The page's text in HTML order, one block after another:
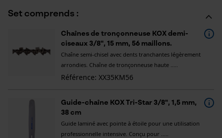
Set comprends :
Chaînes de tronçonneuse KOX demi-
ciseaux 3/8", 15 mm, 56 maillons.
Chaîne semi-chisel avec dents tranchantes légèrement
arrondies. Chaîne de tronçonneuse haute .....
Référence: XX35KM56
Guide-chaîne KOX Tri-Star 3/8", 1,5 mm,
38 cm
Guide laminé avec pointe à étoile pour une utilisation
professionnelle intensive. Conçu pour .....